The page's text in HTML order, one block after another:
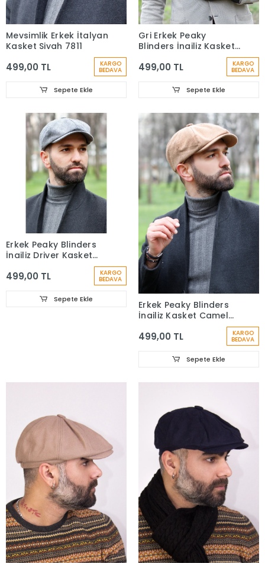
Mevsimlik Erkek İtalyan
Kasket Siyah 7811
499,00 TL KARGO
BEDAVA
Sepete Ekle
Gri Erkek Peaky
Blinders İngiliz Kasket
499,00 TL KARGO
BEDAVA
Sepete Ekle
Erkek Peaky Blinders
İngiliz Driver Kasket
499,00 TL KARGO
BEDAVA
Sepete Ekle
Erkek Peaky Blinders
İngiliz Kasket Camel
499,00 TL KARGO
BEDAVA
Sepete Ekle